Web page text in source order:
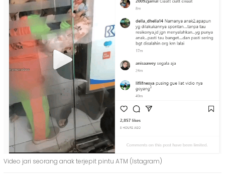
Video jari seorang anak terjepit pintu ATM (Istagram)